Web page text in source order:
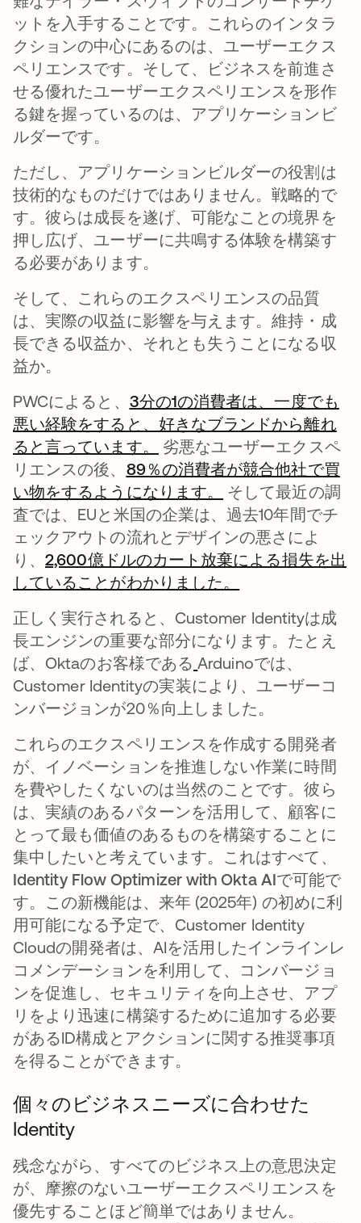
ットを入手することです。これらのインタラ
クションの中心にあるのは、ユーザーエクス
ペリエンスです。そして、ビジネスを前進さ
せる優れたユーザーエクスペリエンスを形作
る鍵を握っているのは、アプリケーションビ
ルダーです。
ただし、アプリケーションビルダーの役割は
技術的なものだけではありません。戦略的で
す。彼らは成長を遂げ、可能なことの境界を
押し広げ、ユーザーに共鳴する体験を構築す
る必要があります。
そして、これらのエクスペリエンスの品質
は、実際の収益に影響を与えます。維持・成
長できる収益か、それとも失うことになる収
益か。
PWCによると、 3分の1の消費者は、一度でも
悪い経験をすると、好きなブランドから離れ
ると言っています。
新しいタブで開く
劣悪なユーザーエクスペ
リエンスの後、 89％の消費者が競合他社で買
い物をするようになります。
新しいタブで開く
そして最近の調
査では、EUと米国の企業は、過去10年間でチ
ェックアウトの流れとデザインの悪さによ
り、2,600億ドルのカート放棄による損失を出
していることがわかりました。
正しく実行されると、Customer Identityは成
長エンジンの重要な部分になります。たとえ
ば、Oktaのお客様である 新しいタブで開く
Arduinoでは、
Customer Identityの実装により、ユーザーコ
ンバージョンが20％向上しました。
これらのエクスペリエンスを作成する開発者
が、イノベーションを推進しない作業に時間
を費やしたくないのは当然のことです。彼ら
は、実績のあるパターンを活用して、顧客に
とって最も価値のあるものを構築することに
集中したいと考えています。これはすべて、
Identity Flow Optimizer with Okta AIで可能で
す。この新機能は、来年 (2025年) の初めに利
用可能になる予定で、Customer Identity
Cloudの開発者は、AIを活用したインラインレ
コメンデーションを利用して、コンバージョ
ンを促進し、セキュリティを向上させ、アプ
リをより迅速に構築するために追加する必要
があるID構成とアクションに関する推奨事項
を得ることができます。
個々のビジネスニーズに合わせた
Identity
残念ながら、すべてのビジネス上の意思決定
が、摩擦のないユーザーエクスペリエンスを
優先することほど簡単ではありません。